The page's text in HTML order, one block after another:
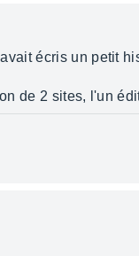
écris un petit
de 2 sites, l'un